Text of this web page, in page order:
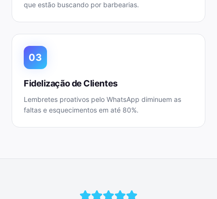
que estão buscando por barbearias.
03
Fidelização de Clientes
Lembretes proativos pelo WhatsApp diminuem as
faltas e esquecimentos em até 80%.